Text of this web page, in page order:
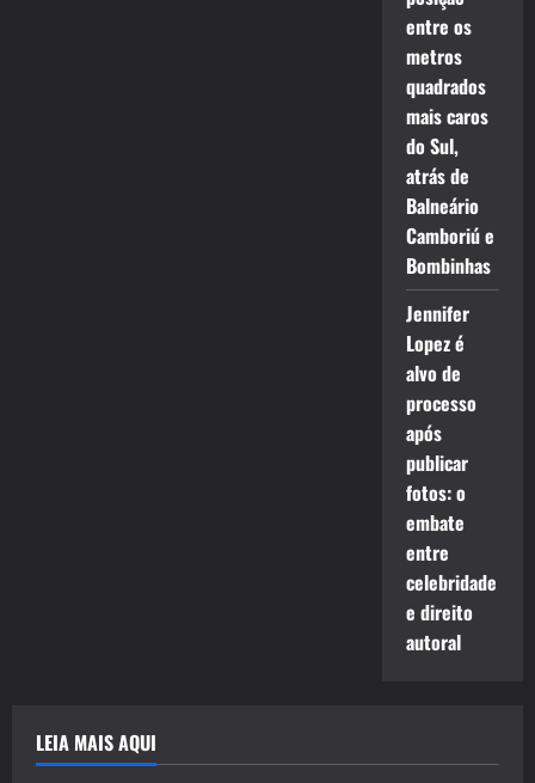
entre os
metros
quadrados
mais caros
do Sul,
atrás de
Balneário
Camboriú e
Bombinhas
Jennifer
Lopez é
alvo de
processo
após
publicar
fotos: o
embate
entre
celebridade
e direito
autoral
LEIA MAIS AQUI